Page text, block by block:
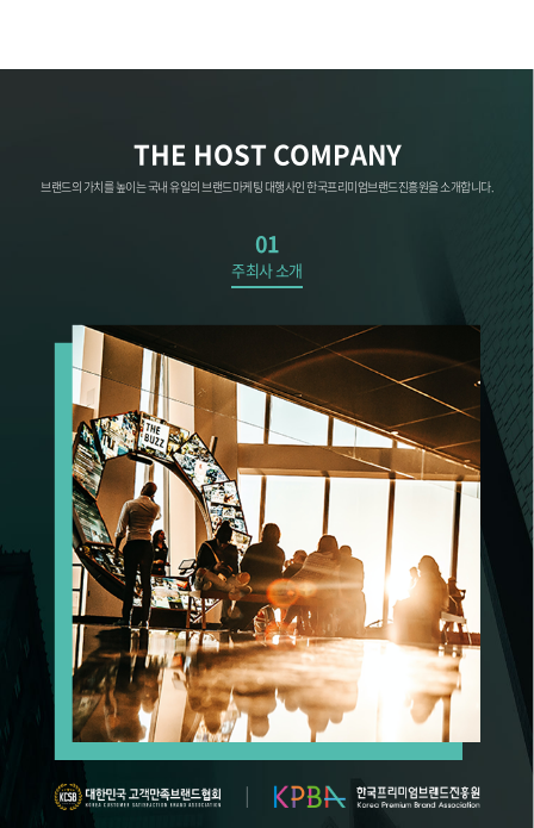
THE HOST COMPANY
브랜드의 가치를 높이는 국내 유일의 브랜드마케팅 대행사인 한국프리미엄브랜드진흥원을 소개합니다.
01
주최사 소개